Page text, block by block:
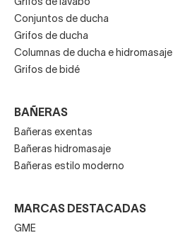
Grifos de lavabo
Conjuntos de ducha
Grifos de ducha
Columnas de ducha e hidromasaje
Grifos de bidé
BAÑERAS
Bañeras exentas
Bañeras hidromasaje
Bañeras estilo moderno
MARCAS DESTACADAS
GME